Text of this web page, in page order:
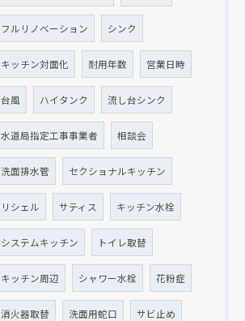
フルリノベーション シンク
キッチン対面化 耐用年数 営業日時
台風 ハイタンク 流し台シンク
水道局指定工事事業者 相談会
洗面排水管 セクショナルキッチン
リシェル サティス キッチン水栓
システムキッチン トイレ取替
キッチン周辺 シャワー水栓 花粉症
消火器取替 洗面用蛇口 サビ止め